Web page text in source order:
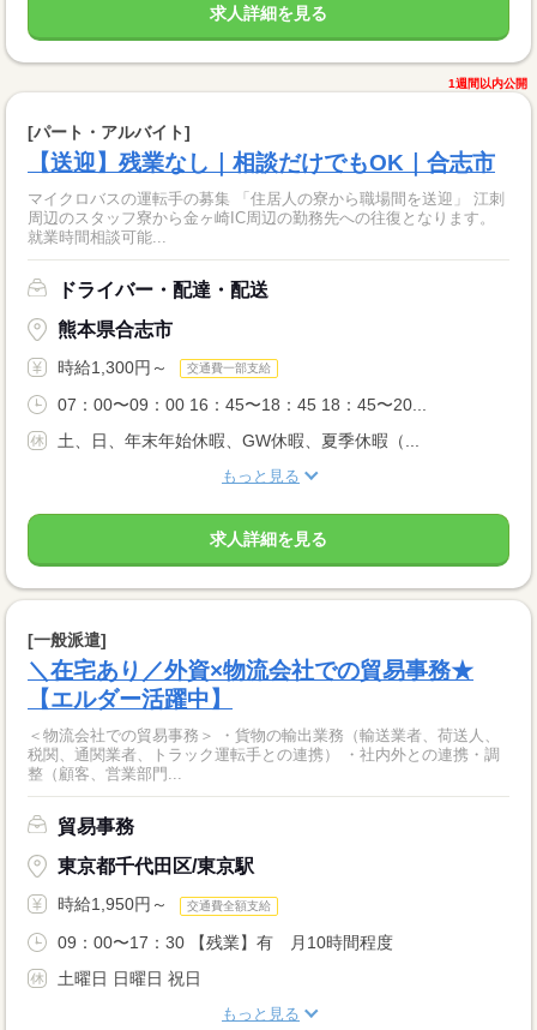
求人詳細を見る
1週間以内公開
[パート・アルバイト]
【送迎】残業なし｜相談だけでもOK｜合志市
マイクロバスの運転手の募集 「住居人の寮から職場間を送迎」 江刺
周辺のスタッフ寮から金ヶ崎IC周辺の勤務先への往復となります。
就業時間相談可能...
ドライバー・配達・配送
熊本県合志市
時給1,300円～ 交通費一部支給
07：00〜09：00 16：45〜18：45 18：45〜20...
土、日、年末年始休暇、GW休暇、夏季休暇（...
もっと見る
求人詳細を見る
[一般派遣]
＼在宅あり／外資×物流会社での貿易事務★
【エルダー活躍中】
＜物流会社での貿易事務＞ ・貨物の輸出業務（輸送業者、荷送人、
税関、通関業者、トラック運転手との連携） ・社内外との連携・調
整（顧客、営業部門...
貿易事務
東京都千代田区/東京駅
時給1,950円～ 交通費全額支給
09：00〜17：30 【残業】有 月10時間程度
土曜日 日曜日 祝日
もっと見る